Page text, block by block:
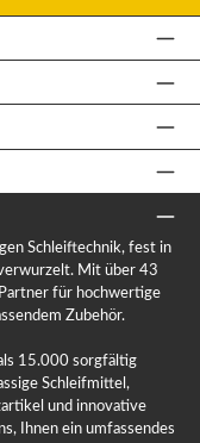
Schleiftechnik, fest in
Mit über 43
für hochwertige
Zubehör.
15.000 sorgfältig
Schleifmittel,
und innovative
Ihnen ein umfassendes